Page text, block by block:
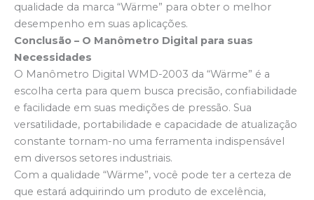
qualidade da marca “Wärme” para obter o melhor
desempenho em suas aplicações.
Conclusão – O Manômetro Digital para suas
Necessidades
O Manômetro Digital WMD-2003 da “Wärme” é a
escolha certa para quem busca precisão, confiabilidade
e facilidade em suas medições de pressão. Sua
versatilidade, portabilidade e capacidade de atualização
constante tornam-no uma ferramenta indispensável
em diversos setores industriais.
Com a qualidade “Wärme”, você pode ter a certeza de
que estará adquirindo um produto de excelência,